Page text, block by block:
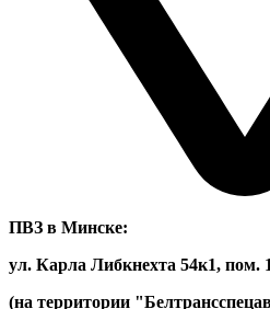
ПВЗ в Минске:
ул. Карла Либкнехта 54к1, пом.
(на территории